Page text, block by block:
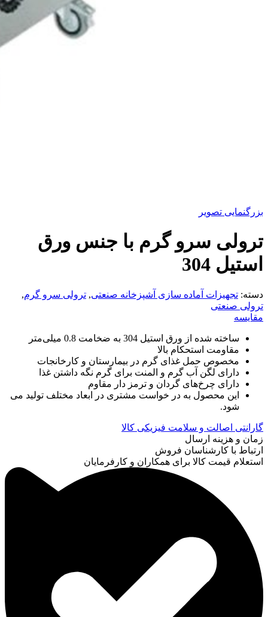
بزرگنمایی تصویر
ترولی سرو گرم با جنس ورق
استیل 304
دسته: تجهیزات آماده سازی آشپزخانه صنعتی, ترولی سرو گرم,
ترولی صنعتی
مقایسه
ساخته شده از ورق استیل 304 به ضخامت 0.8 میلی‌متر
مقاومت استحکام بالا
مخصوص حمل غذای گرم در بیمارستان و کارخانجات
دارای لگن آب گرم و المنت برای گرم نگه‌ داشتن غذا
دارای چرخ‌های گردان و ترمز دار مقاوم
این محصول به در خواست مشتری در ابعاد مختلف تولید می
شود.
گارانتی اصالت و سلامت فیزیکی کالا
زمان و هزینه ارسال
ارتباط با کارشناسان فروش
استعلام قیمت کالا برای همکاران و کارفرمایان